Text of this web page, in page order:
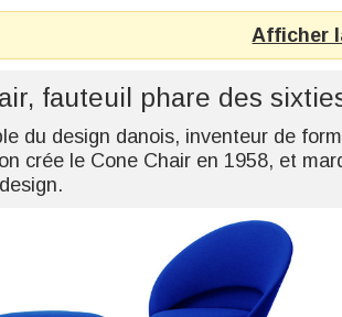
Afficher
fauteuil phare des
du design danois, inventeur de
crée le Cone Chair en 1958, et